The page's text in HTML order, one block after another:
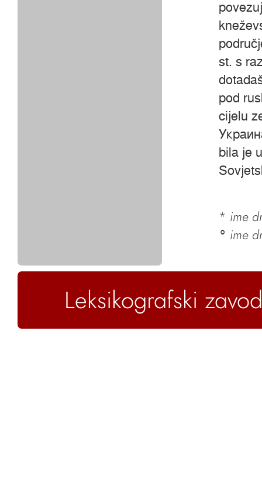
st. s
pod
cijelu
bila je
* ime
° ime
Leksikografski